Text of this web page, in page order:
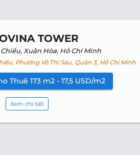
TOWER
Xuân Hòa, Hồ Chí Minh
Phường Võ Thị Sáu, Quận 3, Hồ Chí Minh
Thuê 173 m2 - 17,5 USD/m2
Xem chi tiết